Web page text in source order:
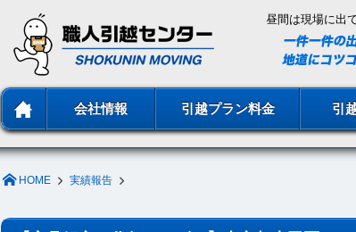
ホーム
会社情報 引越プラン料金 引
昼間は現場に出
HOME 実績報告